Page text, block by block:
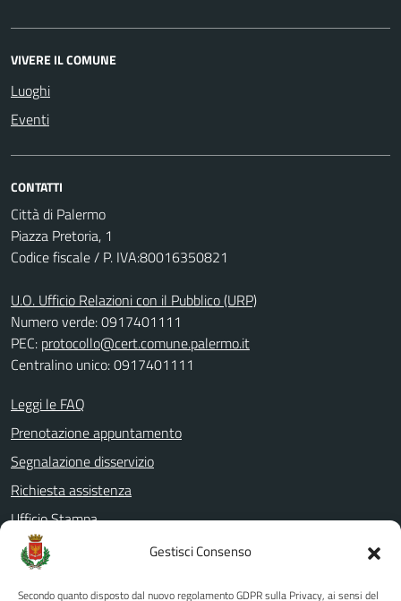
Gestisci Consenso
Secondo quanto disposto dal nuovo regolamento GDPR sulla Privacy, ai sensi del
VIVERE IL COMUNE
Luoghi
Eventi
CONTATTI
Città di Palermo
Piazza Pretoria, 1
Codice fiscale / P. IVA:80016350821
U.O. Ufficio Relazioni con il Pubblico (URP)
Numero verde: 0917401111
PEC: protocollo@cert.comune.palermo.it
Centralino unico: 0917401111
Leggi le FAQ
Prenotazione appuntamento
Segnalazione disservizio
Richiesta assistenza
Ufficio Stampa
Amministrazione Trasparente
Albo pretorio